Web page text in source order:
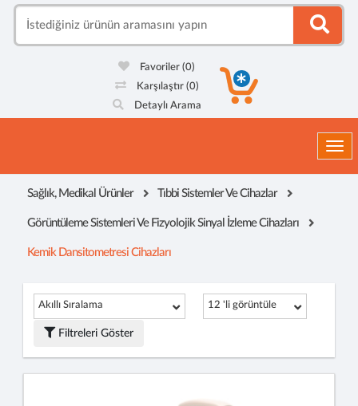
Favoriler(0)
Karşılaştır (0)
Detaylı Arama
Sağlık, Medikal Ürünler Tıbbi Sistemler Ve Cihazlar
Görüntüleme Sistemleri Ve Fizyolojik Sinyal İzleme Cihazları
Kemik Dansitometresi Cihazları
Akıllı Sıralama 12 'li görüntüle
Filtreleri Göster